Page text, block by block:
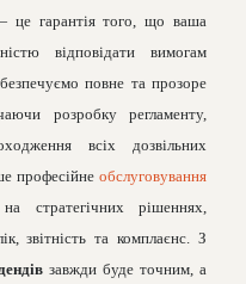
це гарантія того, що ваша
відповідати вимогам
повне та прозоре
розробку регламенту,
всіх дозвільних
професійне обслуговування
стратегічних рішеннях,
звітність та комплаєнс. З
завжди буде точним, а